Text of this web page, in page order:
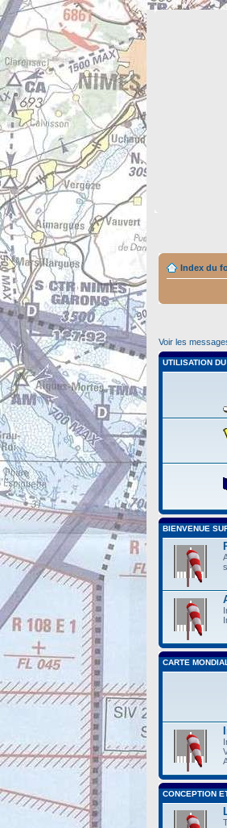
Index du
Voir les
UTILISATION
BIENVENUE
CARTE
CONCEPTION